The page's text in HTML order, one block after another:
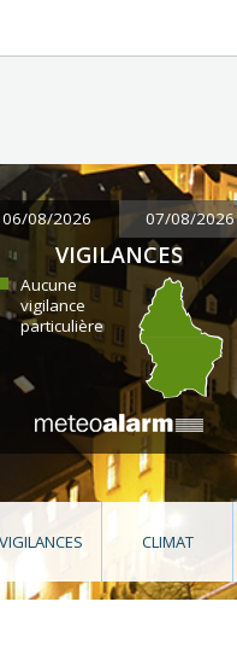
06/08/2026 07/08/2026
VIGILANCES
Aucune
vigilance
particulière
VIGILANCES CLIMAT